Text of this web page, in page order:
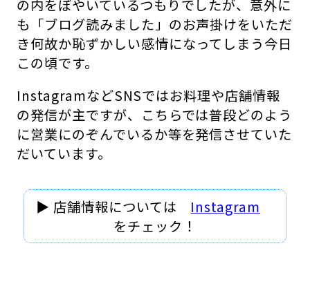
の内をぼやいているつもりでしたが、意外に
も「ブログ読みました」のお声掛けをいただ
き何故か恥ずかしい感情になってしまう今日
この頃です。
InstagramなどSNSではお料理や店舗情報
の発信が主ですが、こちらでは普段どのよう
に営業にのぞんでいるか等を発信させていた
だいています。
▶ 店舗情報については Instagram
をチェック！